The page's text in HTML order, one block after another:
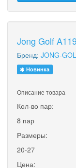
Jong Golf
Бренд: JONG-
Новинка
Описание товара
Кол-во пар:
8 пар
Размеры:
20-27
Цена: